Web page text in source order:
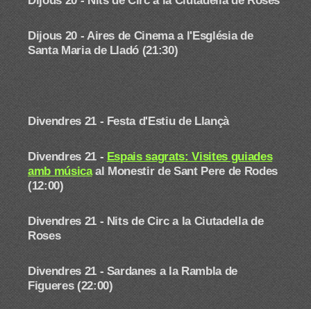
Dijous 20 - Aires de Cinema a l'Església de
Santa Maria de Lladó (21:30)
Divendres 21 - Festa d'Estiu de Llançà
Divendres 21 - Espais sagrats: Visites guiades
amb músicaal Monestir de Sant Pere de Rodes
(12:00)
Divendres 21 - Nits de Circ a la Ciutadella de
Roses
Divendres 21 - Sardanes a la Rambla de
Figueres (22:00)